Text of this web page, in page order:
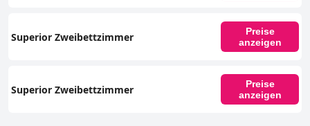
Superior Zweibettzimmer
Preise
anzeigen
Superior Zweibettzimmer
Preise
anzeigen